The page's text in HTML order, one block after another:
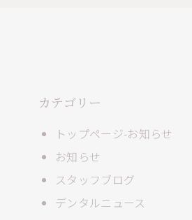
カテゴリー
トップページ-お知らせ
お知らせ
スタッフブログ
デンタルニュース